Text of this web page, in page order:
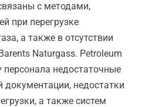
с методами,
при перегрузке
а также в отсутствии
Naturgass. Petroleum
недостаточные
документации, недостатки
а также систем